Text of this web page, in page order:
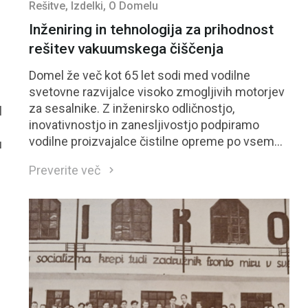
Rešitve, Izdelki, O Domelu
Inženiring in tehnologija za prihodnost
rešitev vakuumskega čiščenja
Domel že več kot 65 let sodi med vodilne
svetovne razvijalce visoko zmogljivih motorjev
za sesalnike. Z inženirsko odličnostjo,
inovativnostjo in zanesljivostjo podpiramo
vodilne proizvajalce čistilne opreme po vsem
sesalnike so prepoznani po učinkovitosti,
vibracije in tiho delovanje Aerodinamična
učinkovitost v samem vrhu (&gt;55 %) 10–30 %
manjša poraba materiala ob enaki zmogljivosti
Visoko avtomatizirana proizvodnja s 100 %
končno kontrolo Te prednosti Domel uvrščajo
med zanesljive dolgoročne partnerje za
Preverite več